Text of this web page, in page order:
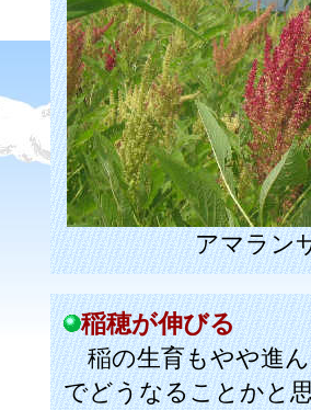
アマラン
稲穂が伸びる
稲の生育もやや進ん
でどうなることかと